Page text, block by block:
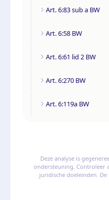
Art. 6:83 sub a BW
Art. 6:58 BW
Art. 6:61 lid 2 BW
Art. 6:270 BW
Art. 6:119a BW
Deze analyse is
ondersteuning. Controleer
juridische doeleinden.